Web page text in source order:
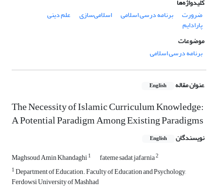
کلیدواژه‌ها
ضرورت
برنامه درسی اسلامی اسلامی‌سازی علم دینی
پارادایم
موضوعات
برنامه درسی اسلامی
عنوان مقاله English
The Necessity of Islamic Curriculum Knowledge:
A Potential Paradigm Among Existing Paradigms
نویسندگان English
Maghsoud Amin Khandaghi1 fateme sadat jafarnia2
1Department of Education. Faculty of Education and Psychology,
Ferdowsi University of Mashhad